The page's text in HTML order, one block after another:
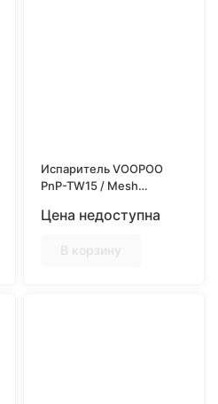
Испаритель VOOPOO
PnP-TW15 / Mesh
Цена недоступна
В корзину